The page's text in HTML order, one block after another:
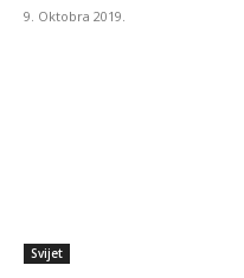
9. Oktobra 2019.
Svijet